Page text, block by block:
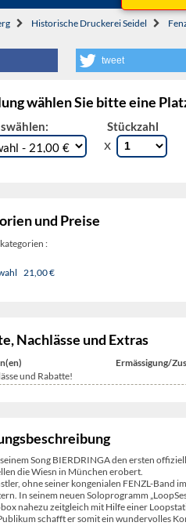
Historische Druckerei Seidel
tweet
wählen Sie bitte eine
Stückzahl
x
und Preise
:
21,00 €
Nachlässe und Extras
Ermässigung/
und Rabatte!
Song BIERDRINGA den ersten
die Wiesn in München erobert.
ohne seiner kongenialen FENZL-Band
In seinem neuen Soloprogramm
nahezu zeitgleich mit Hilfe einer
schafft er somit ein wundervolles